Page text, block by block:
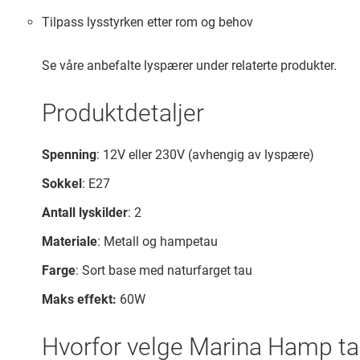
Tilpass lysstyrken etter rom og behov
Se våre anbefalte lyspærer under relaterte produkter.
Produktdetaljer
Spenning: 12V eller 230V (avhengig av lyspære)
Sokkel: E27
Antall lyskilder: 2
Materiale: Metall og hampetau
Farge: Sort base med naturfarget tau
Maks effekt: 60W
Hvorfor velge Marina Hamp